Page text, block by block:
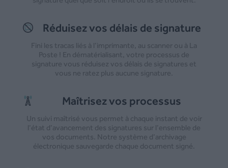
Réduisez vos délais de signature
Fini les tracas liés à l’imprimante, au scanner ou à La
Poste ! En dématérialisant, votre processus de
signature vous réduisez vos délais de signatures et
vous ne ratez plus aucune signature.
Maîtrisez vos processus
Un suivi maîtrisé vous permet à chaque instant de voir
l’état d’avancement des signatures sur l’ensemble de
vos documents. Notre système d’archivage
électronique sauvegarde chaque document signé.